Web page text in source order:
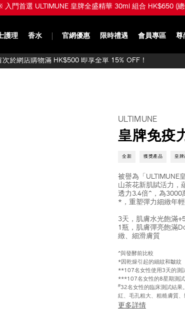
活膚精華油或皇牌全盛精華產品或組合即享 4D抗引
護理 香水 官網優惠 限時禮遇 會員專區 尊
次於網店購物滿 HK$500 即享全單 15% OFF！
ULTIMUNE
皇牌免疫
全新 獲獎產品 皇牌
被譽為「ULTIMUNE
山茶花新肌賦活力，
透力3.4倍^，為3000
*，重塑彈力細緻年
3天，肌膚水光飽滿
1瓶，肌膚彈亮飽滿
緻、細滑膚質
^與發酵前比較
*因乾燥引起的細紋和皺紋
**107名女性使用3天的測
***107名女性的8星期測
#32名女性的臨床測試結果
紅、毛孔粗大、粗糙膚質
更多詳情